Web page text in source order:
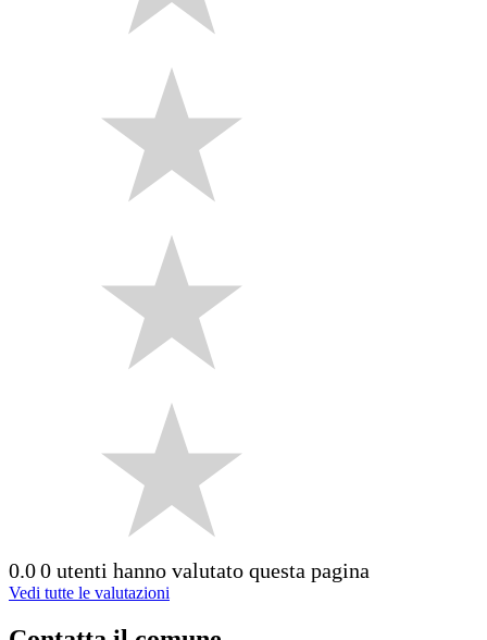
0.00 utenti hanno valutato questa pagina
Vedi tutte le valutazioni